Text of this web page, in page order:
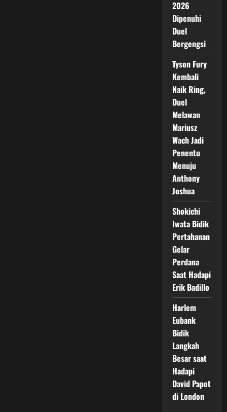
2026
Dipenuhi
Duel
Bergengsi
Tyson Fury
Kembali
Naik Ring,
Duel
Melawan
Mariusz
Wach Jadi
Penentu
Menuju
Anthony
Joshua
Shokichi
Iwata Bidik
Pertahanan
Gelar
Perdana
Saat Hadapi
Erik Badillo
Harlem
Eubank
Bidik
Langkah
Besar saat
Hadapi
David Papot
di London